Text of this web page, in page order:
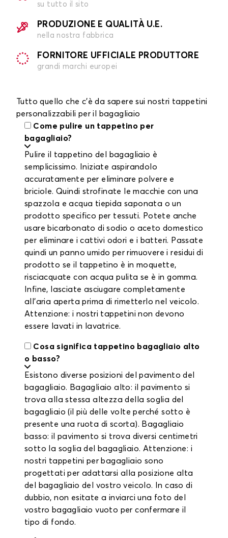
su tutto il sito
PRODUZIONE E QUALITÀ U.E.
nella nostra fabbrica
FORNITORE UFFICIALE PRODUTTORE
grandi marchi europei
Tutto quello che c'è da sapere sui nostri tappetini
personalizzabili per il bagagliaio
Come pulire un tappetino per
bagagliaio?
Pulire il tappetino del bagagliaio è
semplicissimo. Iniziate aspirandolo
accuratamente per eliminare polvere e
briciole. Quindi strofinate le macchie con una
spazzola e acqua tiepida saponata o un
prodotto specifico per tessuti. Potete anche
usare bicarbonato di sodio o aceto domestico
per eliminare i cattivi odori e i batteri. Passate
quindi un panno umido per rimuovere i residui di
prodotto se il tappetino è in moquette,
risciacquate con acqua pulita se è in gomma.
Infine, lasciate asciugare completamente
all'aria aperta prima di rimetterlo nel veicolo.
Attenzione: i nostri tappetini non devono
essere lavati in lavatrice.
Cosa significa tappetino bagagliaio alto
o basso?
Esistono diverse posizioni del pavimento del
bagagliaio. Bagagliaio alto: il pavimento si
trova alla stessa altezza della soglia del
bagagliaio (il più delle volte perché sotto è
presente una ruota di scorta). Bagagliaio
basso: il pavimento si trova diversi centimetri
sotto la soglia del bagagliaio. Attenzione: i
nostri tappetini per bagagliaio sono
progettati per adattarsi alla posizione alta
del bagagliaio del vostro veicolo. In caso di
dubbio, non esitate a inviarci una foto del
vostro bagagliaio vuoto per confermare il
tipo di fondo.